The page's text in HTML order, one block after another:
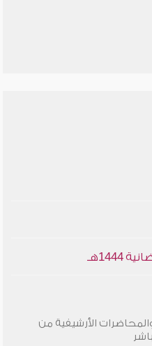
الأرشيفية من